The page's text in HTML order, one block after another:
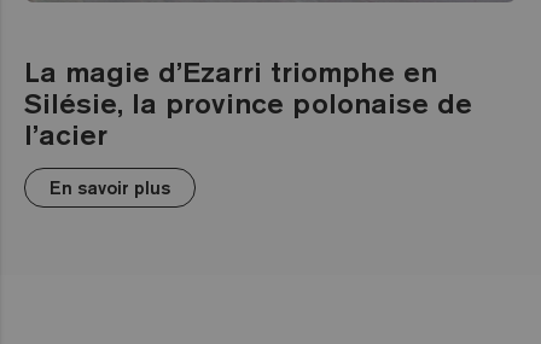
La magie d’Ezarri triomphe en
Silésie, la province polonaise de
l’acier
En savoir plus